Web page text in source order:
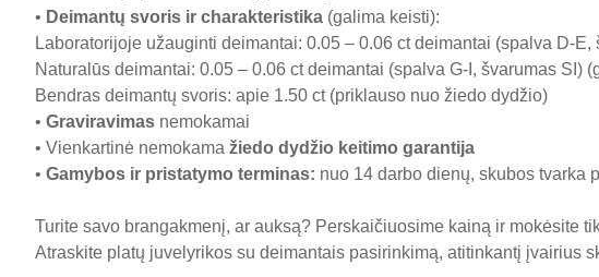
• Deimantų svoris ir charakteristika (galima keisti):
Laboratorijoje užauginti deimantai: 0.05 – 0.06 ct deimantai (spalva D-
Naturalūs deimantai: 0.05 – 0.06 ct deimantai (spalva G-I, švarumas SI)
Bendras deimantų svoris: apie 1.50 ct (priklauso nuo žiedo dydžio)
• Graviravimas nemokamai
• Vienkartinė nemokama žiedo dydžio keitimo garantija
• Gamybos ir pristatymo terminas: nuo 14 darbo dienų, skubos tvarka
Turite savo brangakmenį, ar auksą? Perskaičiuosime kainą ir mokėsite
Atraskite platų juvelyrikos su deimantais pasirinkimą, atitinkantį įvairius